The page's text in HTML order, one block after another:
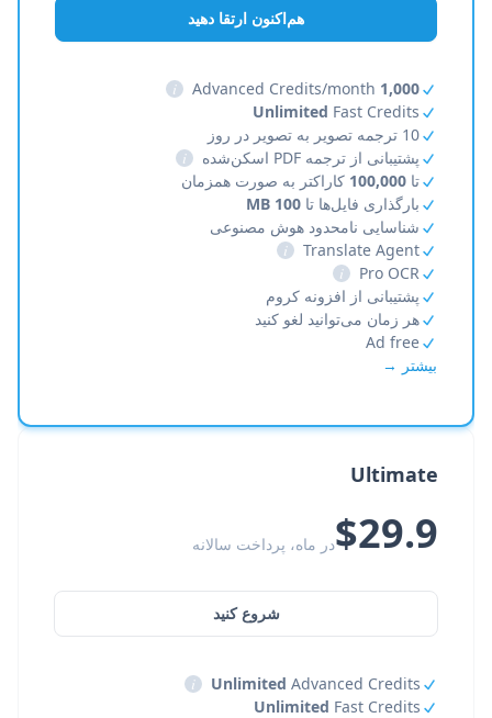
هم‌اکنون ارتقا دهید
1,000
i
Unlimited Fast Credits
10 ترجمه تصویر به تصویر در روز
پشتیبانی از ترجمه PDF اسکن‌شده
i
تا 100,000 کاراکتر به صورت همزمان
بارگذاری فایل‌ها تا 100 MB
شناسایی نامحدود هوش مصنوعی
Translate Agent
i
Pro OCR
i
پشتیبانی از افزونه کروم
هر زمان می‌توانید لغو کنید
Ad free
بیشتر →
Ultimate
$29.9در ماه، پرداخت سالانه
شروع کنید
Unlimited Advanced Credits
i
Unlimited Fast Credits